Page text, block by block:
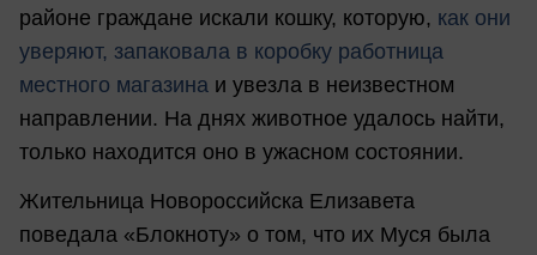
районе граждане искали кошку, которую, как они
уверяют, запаковала в коробку работница
местного магазина и увезла в неизвестном
направлении. На днях животное удалось найти,
только находится оно в ужасном состоянии.
Жительница Новороссийска Елизавета
поведала «Блокноту» о том, что их Муся была